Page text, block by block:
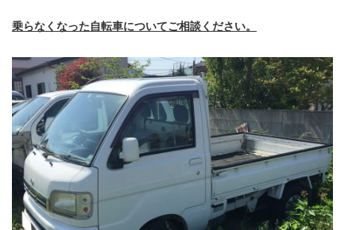
乗らなくなった自転車についてご相談ください。